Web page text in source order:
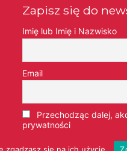
Zapisz się do
Imię lub Imię i Nazwisko
Email
Przechodząc dalej,
prywatności